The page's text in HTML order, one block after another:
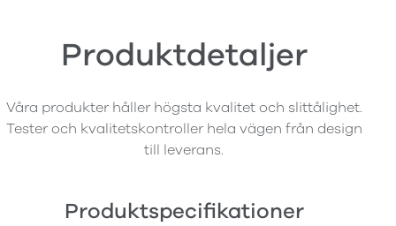
Produktdetaljer
Våra produkter håller högsta kvalitet och slittålighet.
Tester och kvalitetskontroller hela vägen från design
till leverans.
Produktspecifikationer